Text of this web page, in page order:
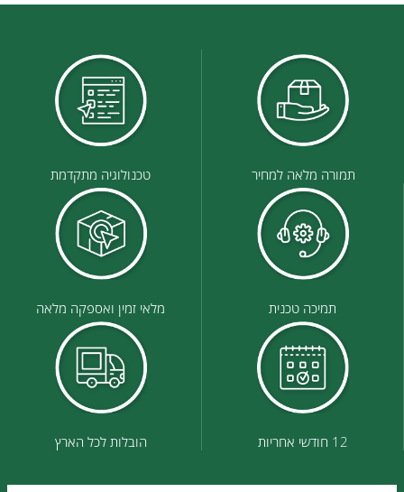
תמורה מלאה למחיר טכנולוגיה מתקדמת
תמיכה טכנית מלאי זמין ואספקה מלאה
12 חודשי אחריות הובלות לכל הארץ